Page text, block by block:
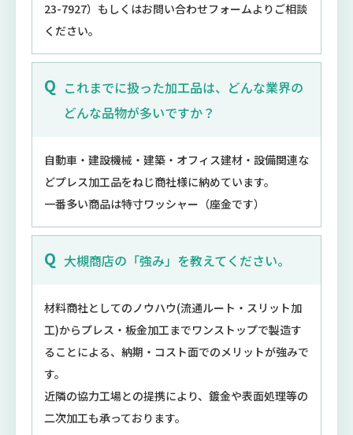
23-7927）もしくはお問い合わせフォームよりご相談
ください。
これまでに扱った加工品は、どんな業界の
どんな品物が多いですか？
自動車・建設機械・建築・オフィス建材・設備関連な
どプレス加工品をねじ商社様に納めています。
一番多い商品は特寸ワッシャー（座金です）
大槻商店の「強み」を教えてください。
材料商社としてのノウハウ(流通ルート・スリット加
工)からプレス・板金加工までワンストップで製造す
ることによる、納期・コスト面でのメリットが強みで
す。
近隣の協力工場との提携により、鍍金や表面処理等の
二次加工も承っております。